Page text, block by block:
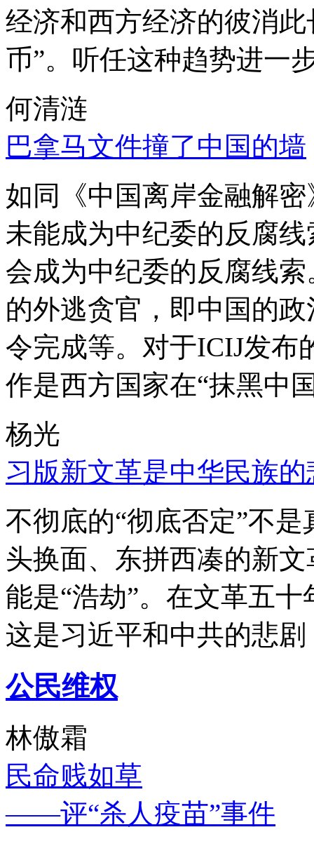
经济和西方经济的彼消
币”。听任这种趋势进一
何清涟
巴拿马文件撞了中国的墙
如同《中国离岸金融解
未能成为中纪委的反腐
会成为中纪委的反腐线
的外逃贪官，即中国的
令完成等。对于ICIJ发布
作是西方国家在“抹黑中
杨光
习版新文革是中华民族的
不彻底的“彻底否定”不
头换面、东拼西凑的新
能是“浩劫”。在文革五
这是习近平和中共的悲
公民维权
林傲霜
民命贱如草
——评“杀人疫苗”事件